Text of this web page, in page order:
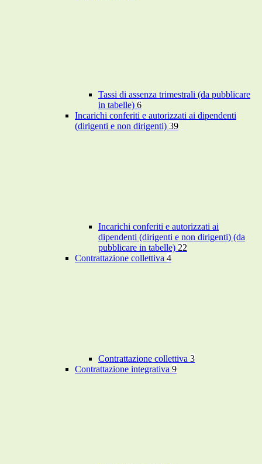
Tassi di assenza trimestrali (da pubblicare
in tabelle) 6
Incarichi conferiti e autorizzati ai dipendenti
(dirigenti e non dirigenti) 39
Incarichi conferiti e autorizzati ai
dipendenti (dirigenti e non dirigenti) (da
pubblicare in tabelle) 22
Contrattazione collettiva 4
Contrattazione collettiva 3
Contrattazione integrativa 9